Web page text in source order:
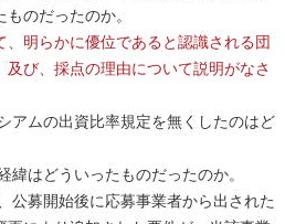
のだったのか。
明らかに優位であると認識される団
び、採点の理由について説明がなさ
アムの出資比率規定を無くしたのはど
緯はどういったものだったのか。
公募開始後に応募事業者から出された